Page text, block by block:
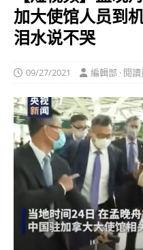
加大使馆人员到
泪水说不哭
09/27/2021 編輯部 · 閱